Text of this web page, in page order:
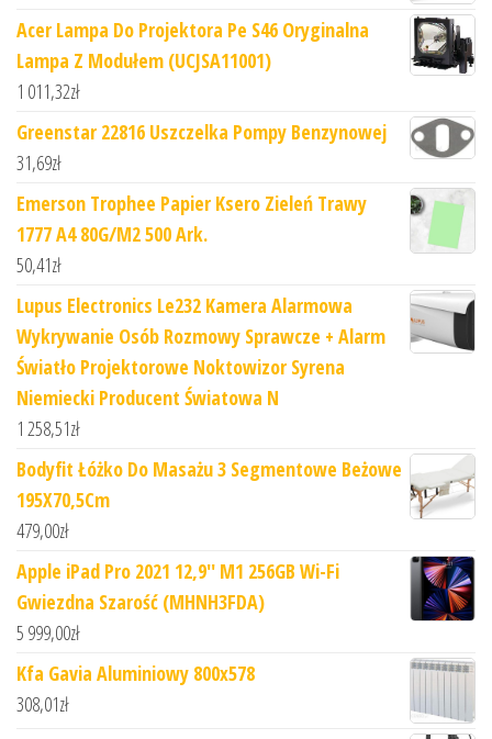
Acer Lampa Do Projektora Pe S46 Oryginalna
Lampa Z Modułem (UCJSA11001)
1 011,32zł
Greenstar 22816 Uszczelka Pompy Benzynowej
31,69zł
Emerson Trophee Papier Ksero Zieleń Trawy
1777 A4 80G/M2 500 Ark.
50,41zł
Lupus Electronics Le232 Kamera Alarmowa
Wykrywanie Osób Rozmowy Sprawcze + Alarm
Światło Projektorowe Noktowizor Syrena
Niemiecki Producent Światowa N
1 258,51zł
Bodyfit Łóżko Do Masażu 3 Segmentowe Beżowe
195X70,5Cm
479,00zł
Apple iPad Pro 2021 12,9'' M1 256GB Wi-Fi
Gwiezdna Szarość (MHNH3FDA)
5 999,00zł
Kfa Gavia Aluminiowy 800x578
308,01zł